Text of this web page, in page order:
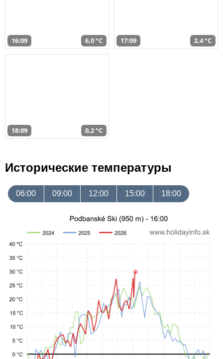
16:09 6,0 °C 17:09 2,4 °C
18:09 0,2 °C
Исторические температуры
06:00 09:00 12:00 15:00 18:00